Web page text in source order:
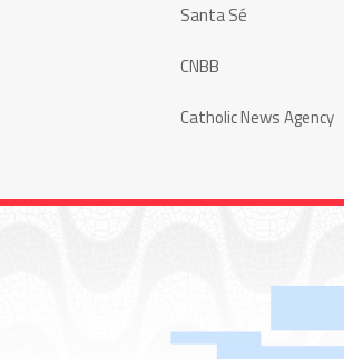
Santa Sé
CNBB
Catholic News Agency